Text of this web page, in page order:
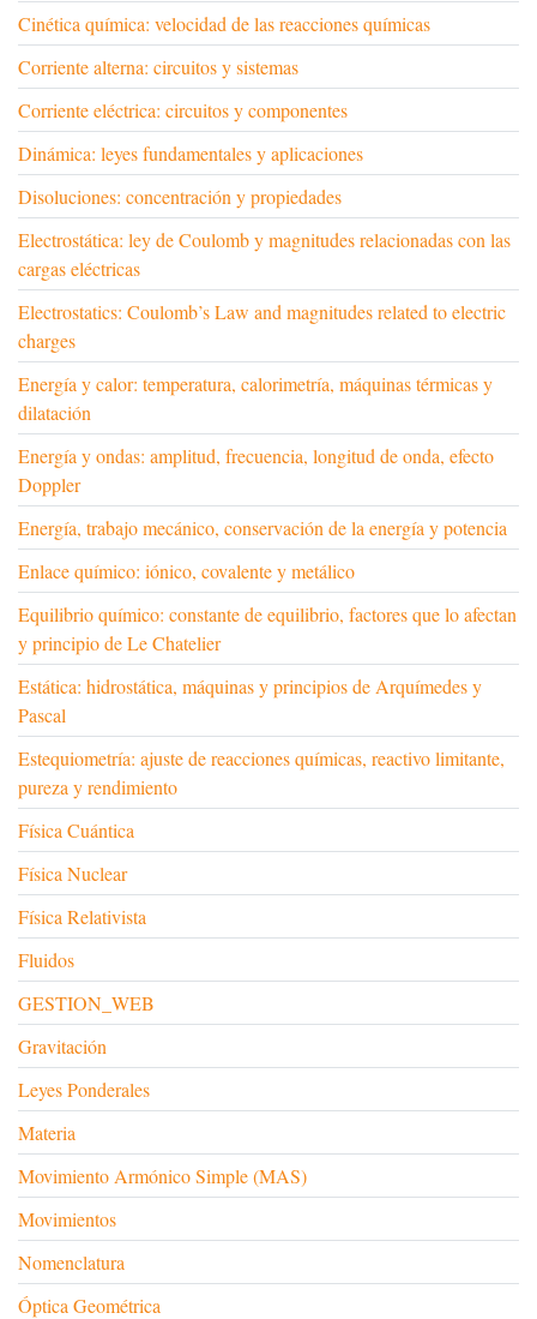
Cinética química: velocidad de las reacciones químicas
Corriente alterna: circuitos y sistemas
Corriente eléctrica: circuitos y componentes
Dinámica: leyes fundamentales y aplicaciones
Disoluciones: concentración y propiedades
Electrostática: ley de Coulomb y magnitudes relacionadas con las
cargas eléctricas
Electrostatics: Coulomb’s Law and magnitudes related to electric
charges
Energía y calor: temperatura, calorimetría, máquinas térmicas y
dilatación
Energía y ondas: amplitud, frecuencia, longitud de onda, efecto
Doppler
Energía, trabajo mecánico, conservación de la energía y potencia
Enlace químico: iónico, covalente y metálico
Equilibrio químico: constante de equilibrio, factores que lo afectan
y principio de Le Chatelier
Estática: hidrostática, máquinas y principios de Arquímedes y
Pascal
Estequiometría: ajuste de reacciones químicas, reactivo limitante,
pureza y rendimiento
Física Cuántica
Física Nuclear
Física Relativista
Fluidos
GESTION_WEB
Gravitación
Leyes Ponderales
Materia
Movimiento Armónico Simple (MAS)
Movimientos
Nomenclatura
Óptica Geométrica